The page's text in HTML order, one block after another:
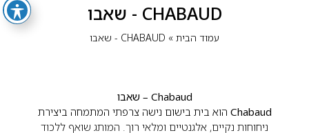
CHABAUD - שאבו
עמוד הבית» CHABAUD - שאבו
Chabaud – שאבו
Chabaudהוא בית בישום נישה צרפתי המתמחה ביצירת
ניחוחות נקיים, אלגנטיים ומלאי רוך. המותג שואף ללכוד